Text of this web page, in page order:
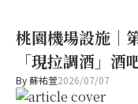
桃園機場設施｜
「現拉調酒」
By蘇祐萱2026/07/07